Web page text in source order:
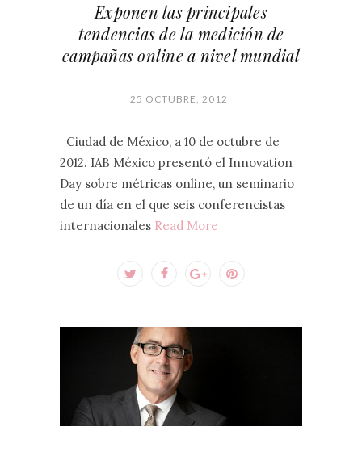
Exponen las principales
tendencias de la medición de
campañas online a nivel mundial
25 OCTUBRE, 2012
Ciudad de México, a 10 de octubre de
2012. IAB México presentó el Innovation
Day sobre métricas online, un seminario
de un día en el que seis conferencistas
internacionales Read More